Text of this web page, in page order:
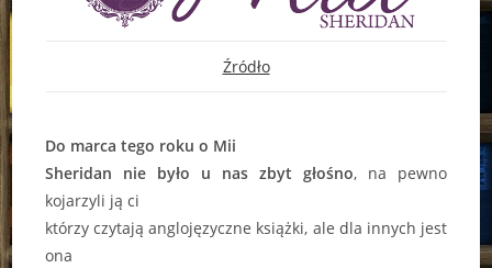
Źródło
Do marca tego roku o Mii
Sheridan nie było u nas zbyt głośno, na pewno
kojarzyli ją ci
którzy czytają anglojęzyczne książki, ale dla innych jest
ona